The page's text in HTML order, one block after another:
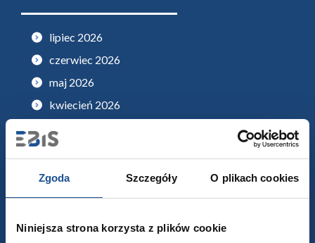
Zgoda Szczegóły O plikach cookies
Niniejsza strona korzysta z plików cookie
lipiec 2026
czerwiec 2026
maj 2026
kwiecień 2026
luty 2026
styczeń 2026
grudzień 2025